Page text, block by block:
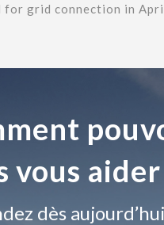
for grid connection in
vous aider
dès